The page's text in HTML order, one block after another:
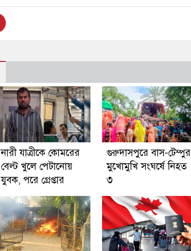
নারী যাত্রীকে কোমরের
বেল্ট খুলে পেটানোয়
যুবক, পরে গ্রেপ্তার
গুরুদাসপুরে বাস-টেম্পুর
মুখোমুখি সংঘর্ষে নিহত
৩